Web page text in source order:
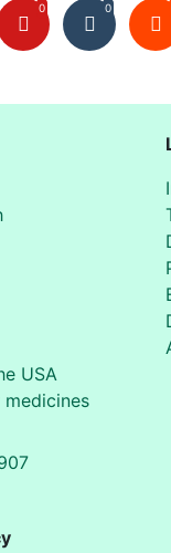
0 0
USA